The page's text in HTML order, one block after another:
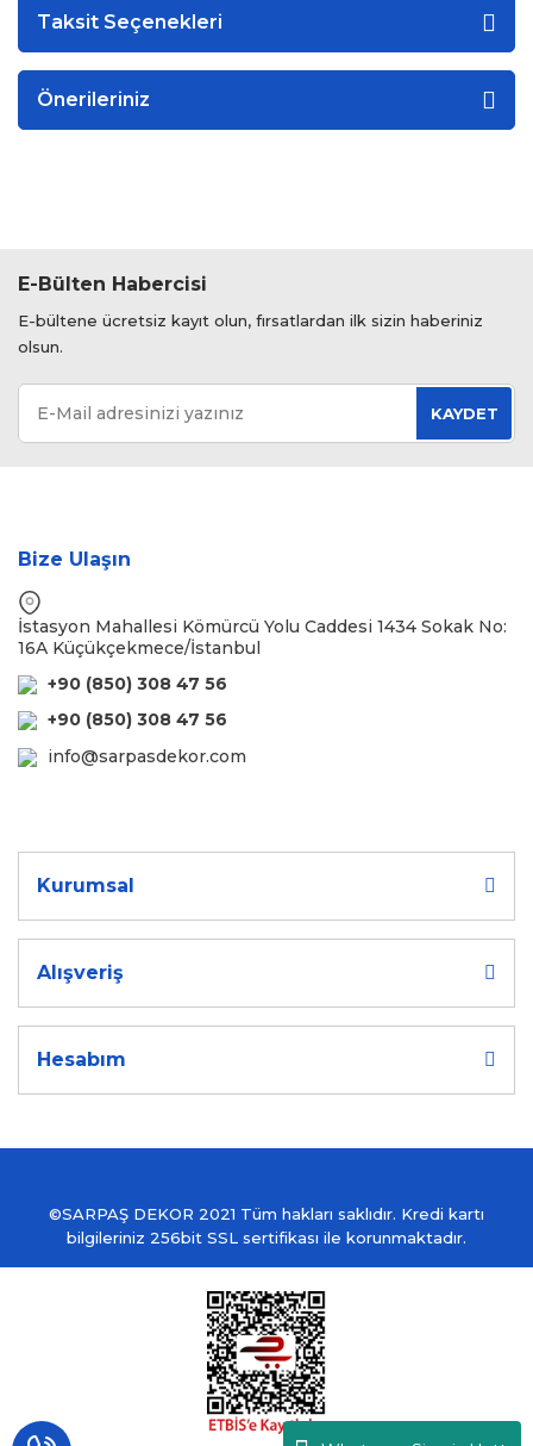
Taksit Seçenekleri
Önerileriniz
E-Bülten Habercisi
E-bültene ücretsiz kayıt olun, fırsatlardan ilk sizin haberiniz
olsun.
KAYDET
Bize Ulaşın
İstasyon Mahallesi Kömürcü Yolu Caddesi 1434 Sokak No:
16A Küçükçekmece/İstanbul
+90 (850) 308 47 56
+90 (850) 308 47 56
info@sarpasdekor.com
Kurumsal
Alışveriş
Hesabım
©SARPAŞ DEKOR 2021 Tüm hakları saklıdır. Kredi kartı
bilgileriniz 256bit SSL sertifikası ile korunmaktadır.